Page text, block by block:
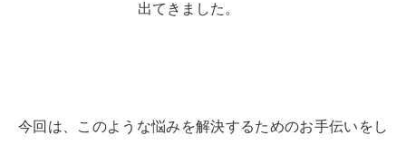
出てきました。
今回は、このような悩みを解決するためのお手伝いをし